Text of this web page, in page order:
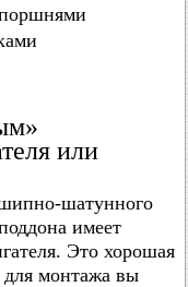
или
шатунного
имеет
Это хорошая
для монтажа вы